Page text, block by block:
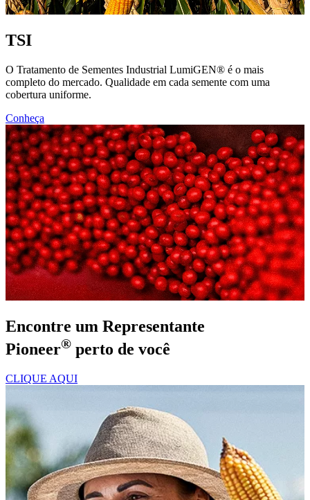
TSI
O Tratamento de Sementes Industrial LumiGEN® é o mais
completo do mercado. Qualidade em cada semente com uma
cobertura uniforme.
Conheça
Encontre um Representante
Pioneer® perto de você
CLIQUE AQUI